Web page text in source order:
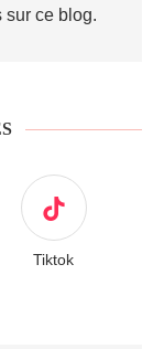
sur ce blog.
Tiktok